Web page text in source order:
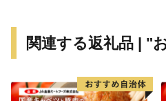
関連する返礼品 | "